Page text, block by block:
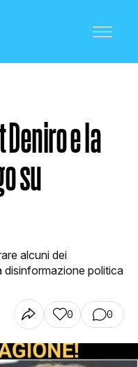
Deniro e la
su
alcuni dei
disinformazione politica
0 0